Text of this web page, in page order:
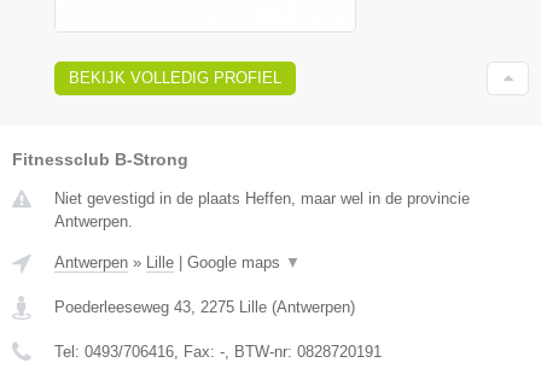
BEKIJK VOLLEDIG PROFIEL
Fitnessclub B-Strong
Niet gevestigd in de plaats Heffen, maar wel in de provincie
Antwerpen.
Antwerpen » Lille Google maps ▼
Poederleeseweg 43, 2275 Lille (Antwerpen)
Tel: 0493/706416, Fax: -, BTW-nr: 0828720191